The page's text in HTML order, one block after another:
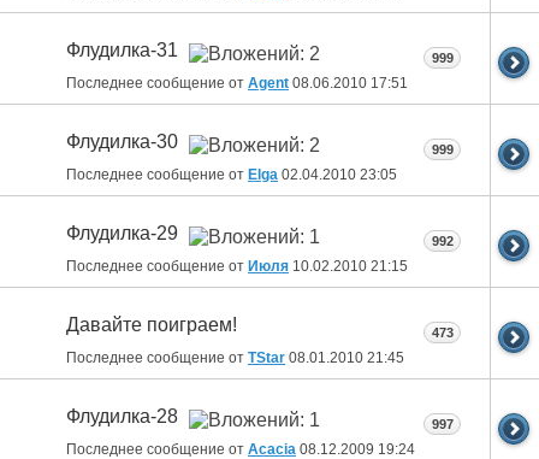
Флудилка-31
Последнее сообщение от Agent 08.06.2010 17:51
999
Флудилка-30
Последнее сообщение от Elga 02.04.2010 23:05
999
Флудилка-29
Последнее сообщение от Июля 10.02.2010 21:15
992
Давайте поиграем!
Последнее сообщение от ТStar 08.01.2010 21:45
473
Флудилка-28
Последнее сообщение от Acacia 08.12.2009 19:24
997